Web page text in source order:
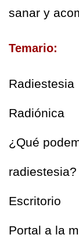
sanar y
Temario:
Radiestesia
Radiónica
¿Qué
radiestesia?
Escritorio
Portal a la